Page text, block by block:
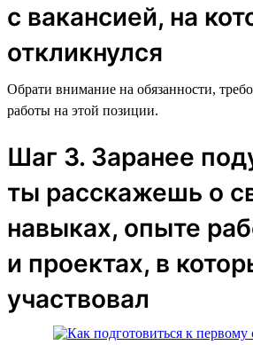
с вакансией, на
откликнулся
Обрати внимание на обязанности,
работы на этой позиции.
Шаг 3. Заранее
ты расскажешь о
навыках, опыте
и проектах, в
участвовал